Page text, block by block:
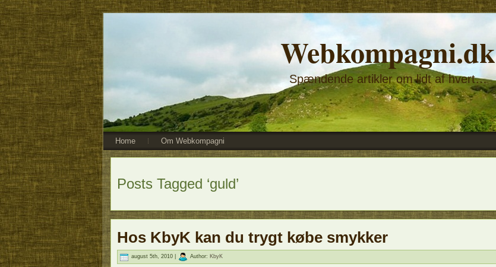
Webkompagni.dk
Spændende artikler om lidt af hvert…
Home Om Webkompagni
Posts Tagged ‘guld’
Hos KbyK kan du trygt købe smykker
august 5th, 2010 | Author: KbyK